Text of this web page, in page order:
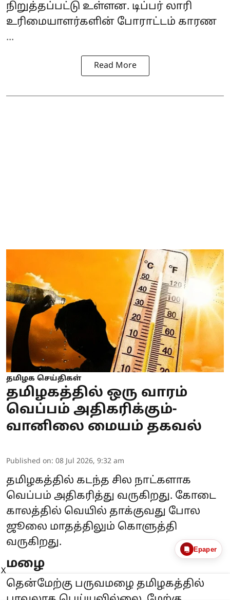
நிறுத்தப்பட்டு உள்ளன. டிப்பர் லாரி
உரிமையாளர்களின் போராட்டம் காரண
...
Read More
தமிழக செய்திகள்
தமிழகத்தில் ஒரு வாரம்
வெப்பம் அதிகரிக்கும்-
வானிலை மையம் தகவல்
Published on: 08 Jul 2026, 9:32 am
தமிழகத்தில் கடந்த சில நாட்களாக
வெப்பம் அதிகரித்து வருகிறது. கோடை
காலத்தில் வெயில் தாக்குவது போல
ஜூலை மாதத்திலும் கொளுத்தி
வருகிறது.
மழை
தென்மேற்கு பருவமழை தமிழகத்தில்
Epaper
X